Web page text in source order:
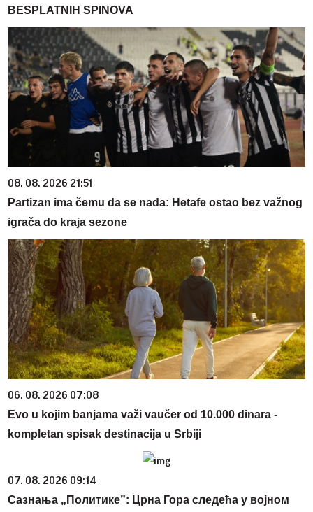
BESPLATNIH SPINOVA
08. 08. 2026 21:51
Partizan ima čemu da se nada: Hetafe ostao bez važnog
igrača do kraja sezone
06. 08. 2026 07:08
Evo u kojim banjama važi vaučer od 10.000 dinara -
kompletan spisak destinacija u Srbiji
07. 08. 2026 09:14
Сазнања „Политике”: Црна Гора следећа у војном